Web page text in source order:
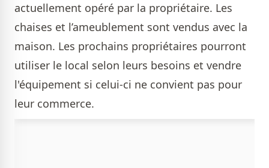
actuellement opéré par la propriétaire. Les
chaises et l’ameublement sont vendus avec la
maison. Les prochains propriétaires pourront
utiliser le local selon leurs besoins et vendre
l'équipement si celui-ci ne convient pas pour
leur commerce.